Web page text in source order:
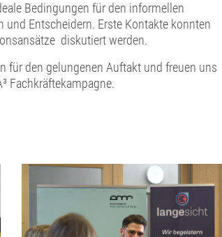
Bedingungen für den informellen
Entscheidern. Erste Kontakte konnten
diskutiert werden.
für den gelungenen Auftakt und freuen uns
Fachkräftekampagne.